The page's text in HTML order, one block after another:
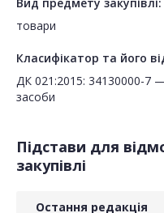
товари
Класифікатор та його
ДК 021:2015: 34130000-7
засоби
Підстави для
закупівлі
Остання редакція